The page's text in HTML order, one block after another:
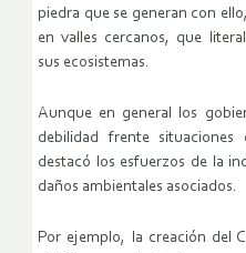
piedra que se generan con
en valles cercanos, que
sus ecosistemas.
Aunque en general los
debilidad frente
destacó los esfuerzos de la
daños ambientales asociados.
Por ejemplo, la creación del